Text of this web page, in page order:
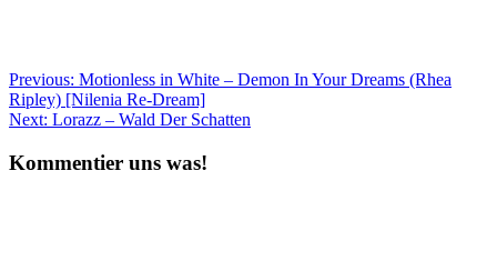
Beitragsnavigation
Previous: Motionless in White – Demon In Your Dreams (Rhea
Ripley) [Nilenia Re-Dream]
Next: Lorazz – Wald Der Schatten
Kommentier uns was!